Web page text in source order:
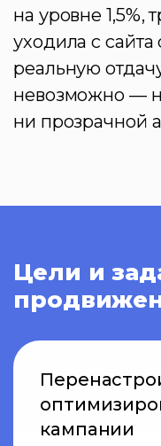
на уровне 1,5%,
уходила с
реальную
невозможно —
ни прозрачной
Цели и
кампании